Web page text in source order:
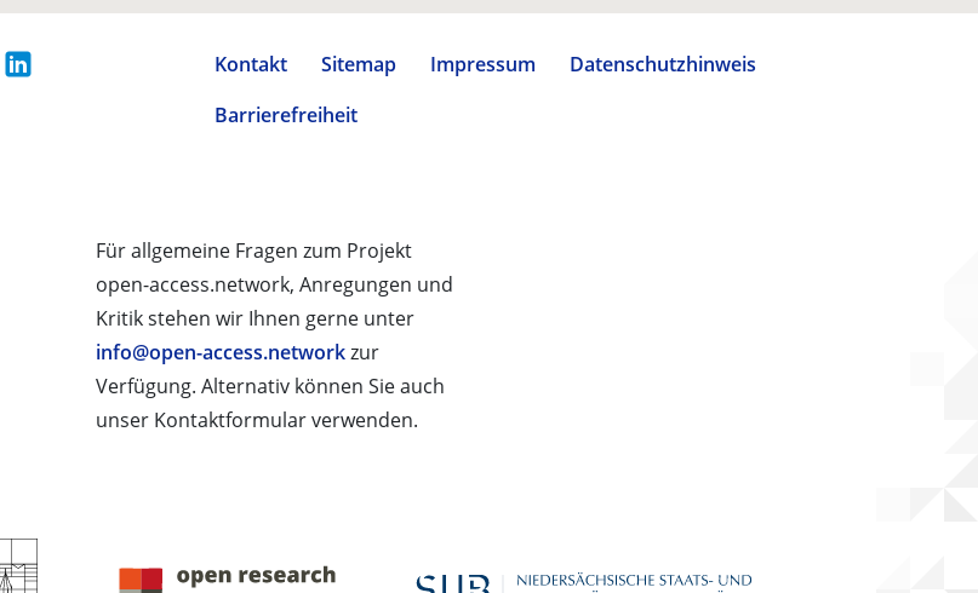
Kontakt Sitemap Impressum
Datenschutzhinweis
Barrierefreiheit
Für allgemeine Fragen zum Projekt
open-access.network, Anregungen und
Kritik stehen wir Ihnen gerne unter
info@open-access.networkzur
Verfügung. Alternativ können Sie auch
unser Kontaktformular verwenden.